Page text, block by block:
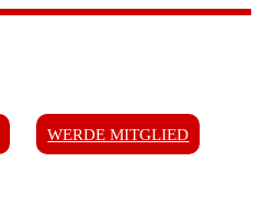
WERDE MITGLIED